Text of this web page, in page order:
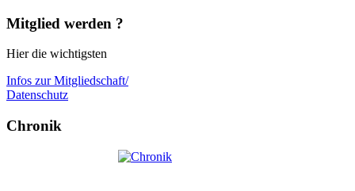
Mitglied werden ?
Hier die wichtigsten
Infos zur Mitgliedschaft/
Datenschutz
Chronik